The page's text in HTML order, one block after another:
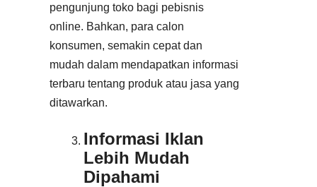
pengunjung toko bagi pebisnis
online. Bahkan, para calon
konsumen, semakin cepat dan
mudah dalam mendapatkan informasi
terbaru tentang produk atau jasa yang
ditawarkan.
Informasi Iklan
Lebih Mudah
Dipahami